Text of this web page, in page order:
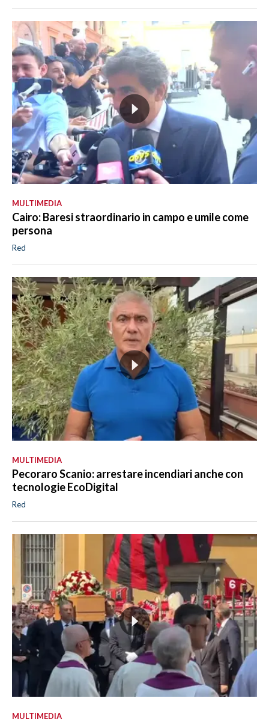
MULTIMEDIA
Cairo: Baresi straordinario in campo e umile come
persona
Red
MULTIMEDIA
Pecoraro Scanio: arrestare incendiari anche con
tecnologie EcoDigital
Red
MULTIMEDIA